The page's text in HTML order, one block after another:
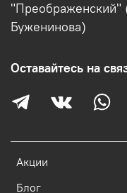
Акции
Блог
"Преображенский"
Буженинова)
Оставайтесь на